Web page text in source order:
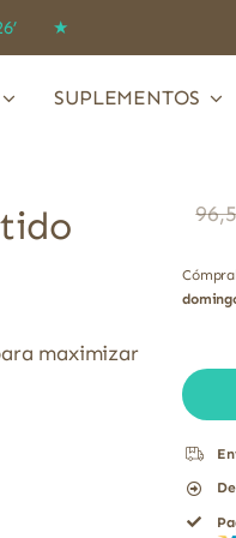
★
SUPLEMENTOS
maximizar